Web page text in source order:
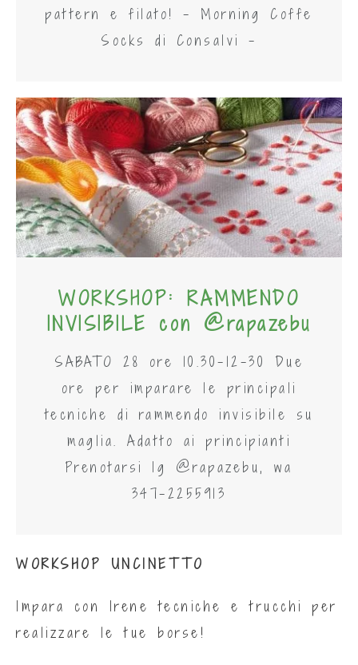
pattern e filato! - Morning Coffe
Socks di Consalvi -
WORKSHOP: RAMMENDO
INVISIBILE con @rapazebu
SABATO 28 ore 10.30-12-30 Due
ore per imparare le principali
tecniche di rammendo invisibile su
maglia. Adatto ai principianti
Prenotarsi Ig @rapazebu, wa
347-2255913
WORKSHOP UNCINETTO
Impara con Irene tecniche e trucchi per
realizzare le tue borse!